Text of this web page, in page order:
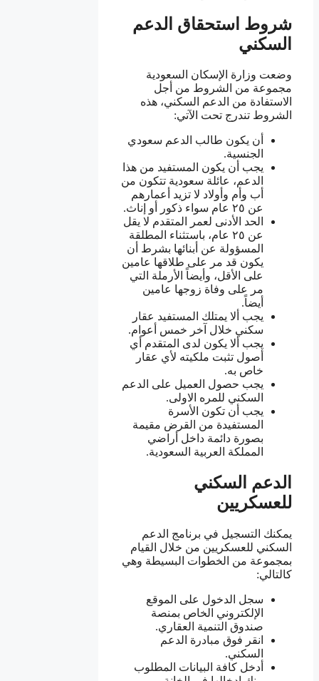
شروط استحقاق الدعم
السكني
وضعت وزارة الإسكان السعودية
مجموعة من الشروط من أجل
الاستفادة من الدعم السكني، هذه
الشروط تندرج تحت الآتي:
أن يكون طالب الدعم سعودي
الجنسية.
يجب أن يكون المستفيد من هذا
الدعم، عائلة سعودية تتكون من
أب وأم وأولاد لا تزيد أعمارهم
عن ٢٥ عام سواء ذكور أو إناث.
الحد الأدنى لعمر المتقدم لا يقل
عن ٢٥ عام، باستثناء المطلقة
المسؤولة عن أبنائها بشرط أن
يكون قد مر على طلاقها عامين
على الأقل، وأيضاً الأرملة التي
مر على وفاة زوجها عامين
أيضاً.
يجب ألا يمتلك المستفيد عقار
سكني خلال آخر خمس أعوام.
يجب ألا يكون لدى المتقدم أي
أصول تثبت ملكيته لأي عقار
خاص به.
يجب حصول العميل على الدعم
السكني للمره الاولى.
يجب أن تكون الأسرة
المستفيدة من القرض مقيمة
بصورة دائمة داخل أراضي
المملكة العربية السعودية.
الدعم السكني
للعسكريين
يمكنك التسجيل في برنامج الدعم
السكني للعسكريين من خلال القيام
بمجموعة من الخطوات البسيطة وهي
كالتالي:
سجل الدخول على الموقع
الإلكتروني الخاص بمنصة
صندوق التنمية العقاري.
انقر فوق مبادرة الدعم
السكني.
أدخل كافة البيانات المطلوب